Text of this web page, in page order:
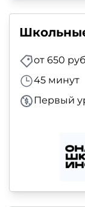
от 650
45 минут
Первый